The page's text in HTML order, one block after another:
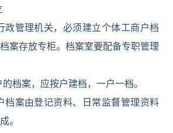
政管理机关，必须建立个体工商户档
案存放专柜。档案室要配备专职管理
档案，应按户建档，一户一档。
档案由登记资料、日常监督管理资料
。